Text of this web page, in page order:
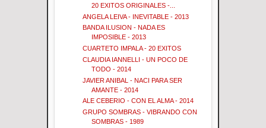
20 EXITOS ORIGINALES -...
ANGELA LEIVA - INEVITABLE - 2013
BANDA ILUSION - NADA ES
IMPOSIBLE - 2013
CUARTETO IMPALA - 20 EXITOS
CLAUDIA IANNELLI - UN POCO DE
TODO - 2014
JAVIER ANIBAL - NACI PARA SER
AMANTE - 2014
ALE CEBERIO - CON EL ALMA - 2014
GRUPO SOMBRAS - VIBRANDO CON
SOMBRAS - 1989